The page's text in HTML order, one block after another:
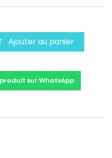
Ajouter au panier
sur WhatsApp